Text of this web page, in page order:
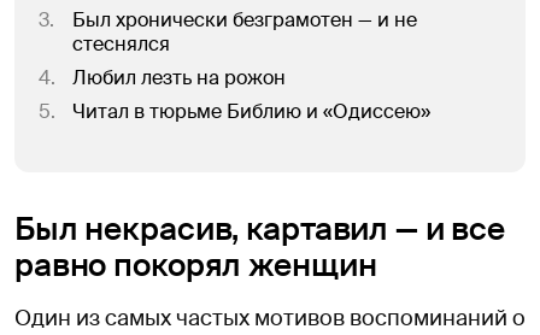
3.
Был хронически безграмотен — и не
стеснялся
4.
Любил лезть на рожон
5. Читал в тюрьме Библию и «Одиссею»
Был некрасив, картавил — и все
равно покорял женщин
Один из самых частых мотивов воспоминаний о